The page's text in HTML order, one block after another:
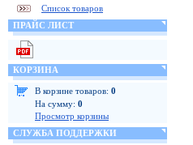
Список товаров
ПРАЙС ЛИСТ
КОРЗИНА
В корзине товаров: 0
На сумму: 0
Просмотр корзины
СЛУЖБА ПОДДЕРЖКИ